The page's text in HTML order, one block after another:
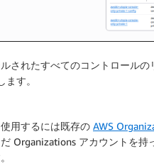
されたすべてのコントロールの
す。
用するには既存の AWS
Organizations アカウントを